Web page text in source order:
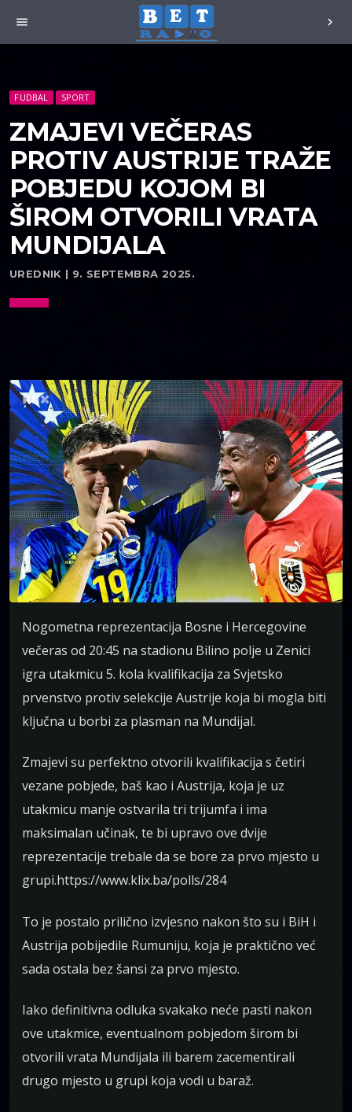
menu chevron_right
FUDBAL SPORT
ZMAJEVI VEČERAS
PROTIV AUSTRIJE TRAŽE
POBJEDU KOJOM BI
ŠIROM OTVORILI VRATA
MUNDIJALA
UREDNIK | 9. SEPTEMBRA 2025.
Nogometna reprezentacija Bosne i Hercegovine
večeras od 20:45 na stadionu Bilino polje u Zenici
igra utakmicu 5. kola kvalifikacija za Svjetsko
prvenstvo protiv selekcije Austrije koja bi mogla biti
ključna u borbi za plasman na Mundijal.
Zmajevi su perfektno otvorili kvalifikacija s četiri
vezane pobjede, baš kao i Austrija, koja je uz
utakmicu manje ostvarila tri trijumfa i ima
maksimalan učinak, te bi upravo ove dvije
reprezentacije trebale da se bore za prvo mjesto u
grupi.https://www.klix.ba/polls/284
To je postalo prilično izvjesno nakon što su i BiH i
Austrija pobijedile Rumuniju, koja je praktično već
sada ostala bez šansi za prvo mjesto.
Iako definitivna odluka svakako neće pasti nakon
ove utakmice, eventualnom pobjedom širom bi
otvorili vrata Mundijala ili barem zacementirali
drugo mjesto u grupi koja vodi u baraž.